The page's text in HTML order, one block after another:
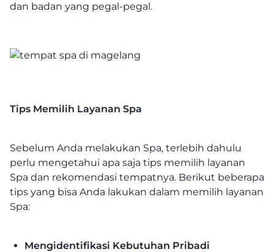
dan badan yang pegal-pegal.
Tips Memilih Layanan Spa
Sebelum Anda melakukan Spa, terlebih dahulu
perlu mengetahui apa saja tips memilih layanan
Spa dan rekomendasi tempatnya. Berikut beberapa
tips yang bisa Anda lakukan dalam memilih layanan
Spa:
Mengidentifikasi Kebutuhan Pribadi